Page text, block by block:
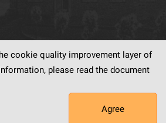
software created by
cookie quality improvement layer of
please read the document
Agree